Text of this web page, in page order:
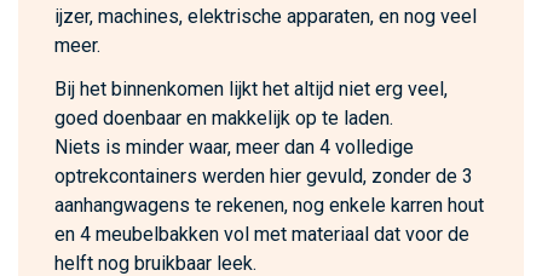
ijzer, machines, elektrische apparaten, en nog veel
meer.
Bij het binnenkomen lijkt het altijd niet erg veel,
goed doenbaar en makkelijk op te laden.
Niets is minder waar, meer dan 4 volledige
optrekcontainers werden hier gevuld, zonder de 3
aanhangwagens te rekenen, nog enkele karren hout
en 4 meubelbakken vol met materiaal dat voor de
helft nog bruikbaar leek.